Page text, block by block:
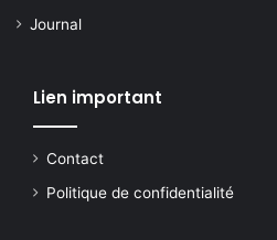
Journal
Lien important
Contact
Politique de confidentialité